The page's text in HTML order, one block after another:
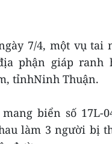
7/4, một vụ tai
phận giáp ranh
tỉnhNinh Thuận.
biển số 17L-
làm 3 người bị